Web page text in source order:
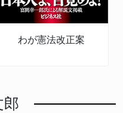
わが憲法改正案
郎